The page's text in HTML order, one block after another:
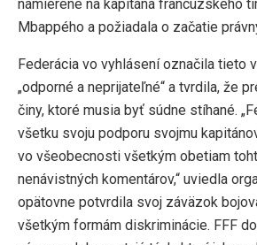
namierené na kapitána francúzskeho
Mbappého a požiadala o začatie
Federácia vo vyhlásení označila tieto
„odporné a neprijateľné“ a tvrdila, že
činy, ktoré musia byť súdne stíhané.
všetku svoju podporu svojmu
vo všeobecnosti všetkým obetiam
nenávistných komentárov,“ uviedla
opätovne potvrdila svoj záväzok
všetkým formám diskriminácie. FFF